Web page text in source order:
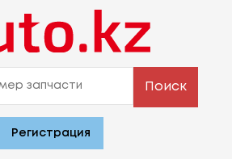
Поиск
Регистрация